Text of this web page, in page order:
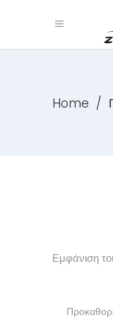
Home /
Εμφάνιση